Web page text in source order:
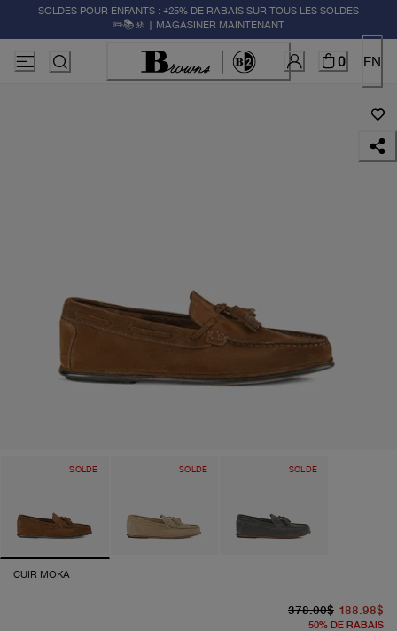
SOLDES POUR ENFANTS : +25% DE RABAIS SUR TOUS LES SOLDES
✏️📚🚸 | MAGASINER MAINTENANT
0 EN
SOLDE SOLDE SOLDE
CUIR MOKA
378.00$ 188.98$
50% DE RABAIS